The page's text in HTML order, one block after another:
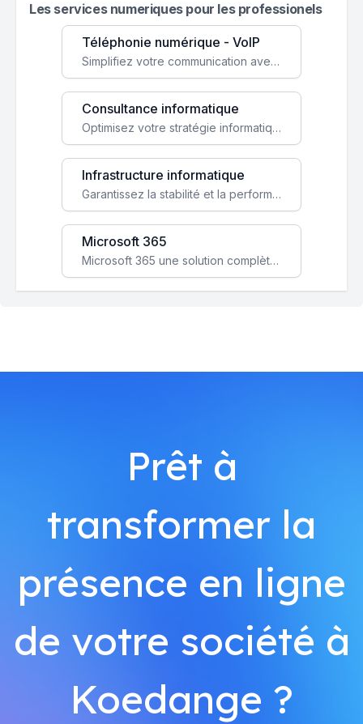
Les services numeriques pour les professionels
Téléphonie numérique - VoIP
Simplifiez votre communication avec une solution VoIP flexible, économique et adaptée à vos besoins professionnels.
Consultance informatique
Optimisez votre stratégie informatique avec l'expertise de nos consultants pour améliorer votre efficacité et sécurité.
Infrastructure informatique
Garantissez la stabilité et la performance de votre entreprise avec une infrastructure IT sécurisée et évolutive.
Microsoft 365
Microsoft 365 une solution complète qui booste votre productivité, renforce la sécurité de vos données et facilite la collaboration.
Prêt à
transformer la
présence en ligne
de votre société à
Koedange ?